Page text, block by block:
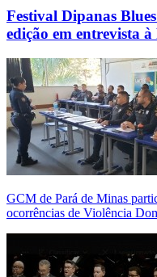
Festival Dipanas
edição em entrevista
GCM de Pará de Minas
ocorrências de Violência